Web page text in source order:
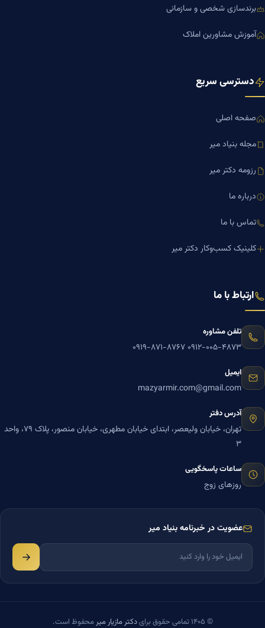
برندسازی شخصی و سازمانی
آموزش مشاورین املاک
دسترسی سریع
صفحه اصلی
مجله بنیاد میر
رزومه دکتر میر
درباره ما
تماس با ما
کلینیک کسب‌وکار دکتر میر
ارتباط با ما
تلفن مشاوره
۰۹۱۲-۰۰۵-۴۸۷۳ ۰۹۱۹-۸۷۱-۸۷۶۷
ایمیل
mazyarmir.com@gmail.com
آدرس دفتر
تهران، خیابان ولیعصر، ابتدای خیابان مطهری، خیابان منصور، پلاک ۷۹، واحد
۳
ساعات پاسخگویی
روزهای زوج
عضویت در خبرنامه بنیاد میر
© ۱۴۰۵ تمامی حقوق برای دکتر مازیار میرمحفوظ است.